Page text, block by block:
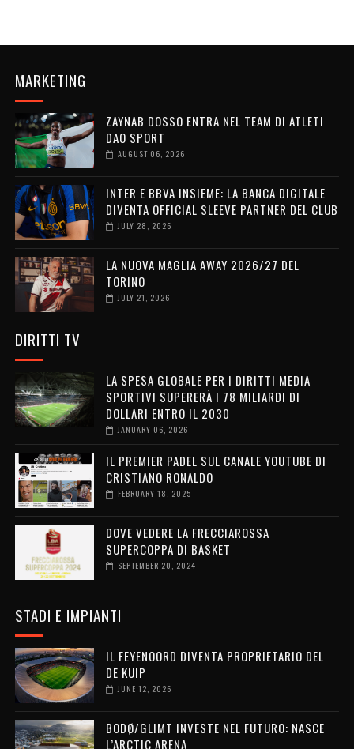
MARKETING
ZAYNAB DOSSO ENTRA NEL TEAM DI ATLETI
DAO SPORT
AUGUST 06, 2026
INTER E BBVA INSIEME: LA BANCA DIGITALE
DIVENTA OFFICIAL SLEEVE PARTNER DEL CLUB
JULY 28, 2026
LA NUOVA MAGLIA AWAY 2026/27 DEL
TORINO
JULY 21, 2026
DIRITTI TV
LA SPESA GLOBALE PER I DIRITTI MEDIA
SPORTIVI SUPERERÀ I 78 MILIARDI DI
DOLLARI ENTRO IL 2030
JANUARY 06, 2026
IL PREMIER PADEL SUL CANALE YOUTUBE DI
CRISTIANO RONALDO
FEBRUARY 18, 2025
DOVE VEDERE LA FRECCIAROSSA
SUPERCOPPA DI BASKET
SEPTEMBER 20, 2024
STADI E IMPIANTI
IL FEYENOORD DIVENTA PROPRIETARIO DEL
DE KUIP
JUNE 12, 2026
BODØ/GLIMT INVESTE NEL FUTURO: NASCE
L’ARCTIC ARENA